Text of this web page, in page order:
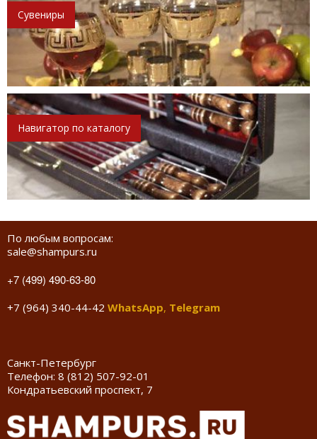
Сувениры
Навигатор по каталогу
По любым вопросам:
sale@shampurs.ru
+7 (499) 490-63-80
+7 (964) 340-44-42 WhatsApp, Telegram
Санкт-Петербург
Телефон: 8 (812) 507-92-01
Кондратьевский проспект, 7